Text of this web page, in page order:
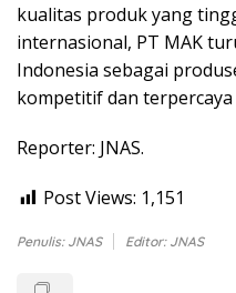
kualitas produk yang
internasional, PT MAK
Indonesia sebagai
kompetitif dan terpercaya
Reporter: JNAS.
Post Views: 1,151
Penulis: JNAS Editor: JNAS